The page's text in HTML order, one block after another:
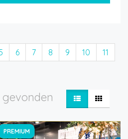
6 7 8 9 10
11
PREMIUM